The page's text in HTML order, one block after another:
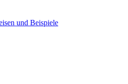
und Beispiele